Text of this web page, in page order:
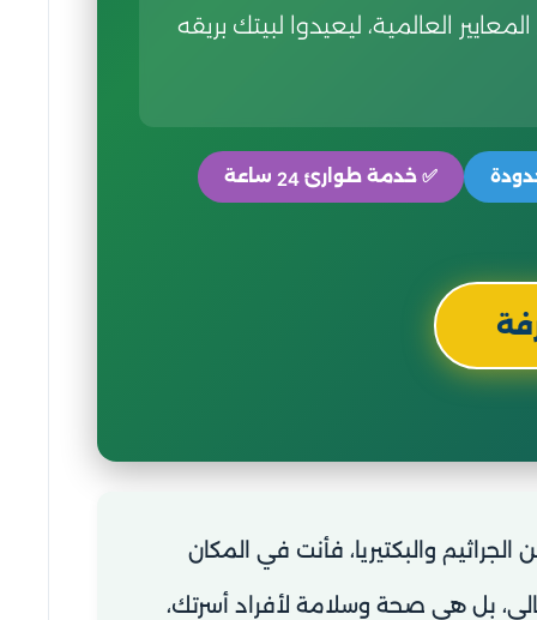
العالمية، ليعيدوا لبيتك بريقه
✅ خدمة طوارئ 24 ساعة
والبكتيريا، فأنت في المكان
بل هي صحة وسلامة لأفراد أسرتك،